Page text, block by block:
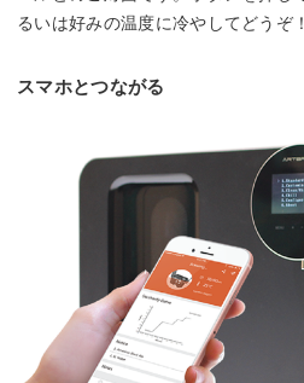
るいは好みの温度に冷やしてどうぞ！
スマホとつながる